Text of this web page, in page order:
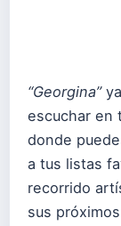
“Georgina”
escuchar en
donde
a tus listas
recorrido
sus